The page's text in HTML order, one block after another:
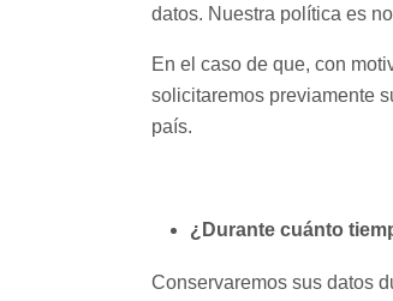
datos. Nuestra política es
En el caso de que, con
solicitaremos previamente
país.
¿Durante cuánto
Conservaremos sus datos